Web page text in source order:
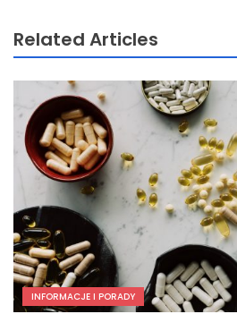
Related Articles
INFORMACJE I PORADY